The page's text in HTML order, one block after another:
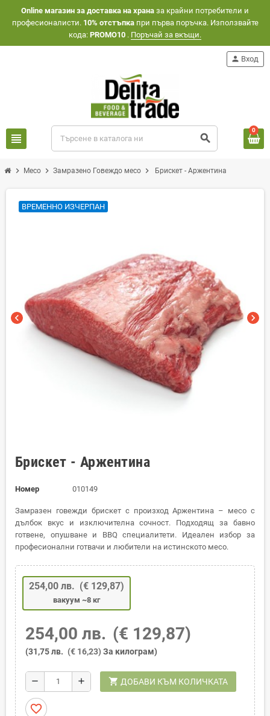
Оnline магазин за доставка на храна за крайни потребители и
професионалисти. 10% отстъпкапри първа поръчка. Използвайте
кода: PROMO10 . Поръчай за вкъщи.
view_headline search
person Вход
0
chevron_right Месо chevron_right Замразено Говеждо месо chevron_right Брискет - Аржентина
chevron_left chevron_right
ВРЕМЕННО ИЗЧЕРПАН
Брискет - Аржентина
Номер 010149
Замразен говежди брискет с произход Аржентина – месо с
дълбок вкус и изключителна сочност. Подходящ за бавно
готвене, опушване и BBQ специалитети. Идеален избор за
професионални готвачи и любители на истинското месо.
254,00 лв. (€ 129,87)
вакуум ~8 кг
254,00 лв. (€ 129,87)
(31,75 лв. (€ 16,23) За килограм)
remove add shopping_cart ДОБАВИ КЪМ КОЛИЧКАТА
favorite_border